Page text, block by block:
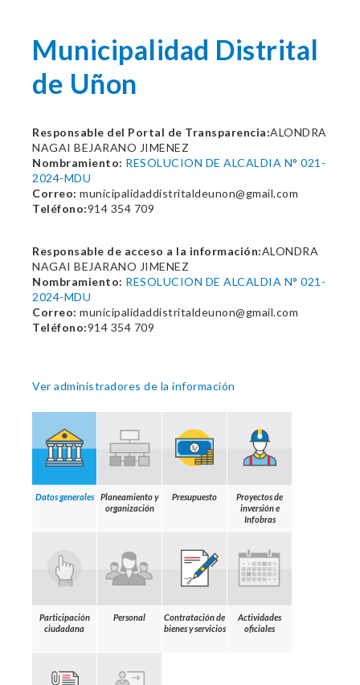
Municipalidad Distrital
de Uñon
Responsable del Portal de Transparencia:ALONDRA
NAGAI BEJARANO JIMENEZ
Nombramiento: RESOLUCION DE ALCALDIA N° 021-
2024-MDU
Correo: municipalidaddistritaldeunon@gmail.com
Teléfono:914 354 709
Responsable de acceso a la información:ALONDRA
NAGAI BEJARANO JIMENEZ
Nombramiento: RESOLUCION DE ALCALDIA N° 021-
2024-MDU
Correo: municipalidaddistritaldeunon@gmail.com
Teléfono:914 354 709
Ver administradores de la información
Datos generales
Planeamiento y
organización
Presupuesto
Proyectos de
inversión e
Infobras
Participación
ciudadana
Personal
Contratación de
bienes y servicios
Actividades
oficiales